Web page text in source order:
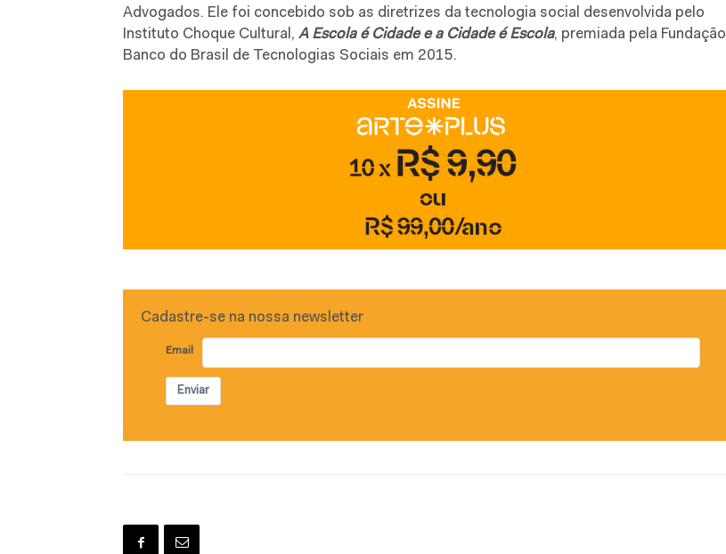
Advogados. Ele foi concebido sob as diretrizes da tecnologia social desenvolvida pelo
Instituto Choque Cultural, A Escola é Cidade e a Cidade é Escola, premiada pela Fundação
Banco do Brasil de Tecnologias Sociais em 2015.
Cadastre-se na nossa newsletter
Email
Enviar